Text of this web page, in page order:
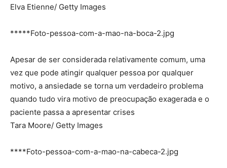
Elva Etienne/ Getty Images
*****Foto-pessoa-com-a-mao-na-boca-2.jpg
Apesar de ser considerada relativamente comum, uma
vez que pode atingir qualquer pessoa por qualquer
motivo, a ansiedade se torna um verdadeiro problema
quando tudo vira motivo de preocupação exagerada e o
paciente passa a apresentar crises
Tara Moore/ Getty Images
****Foto-pessoa-com-a-mao-na-cabeca-2.jpg